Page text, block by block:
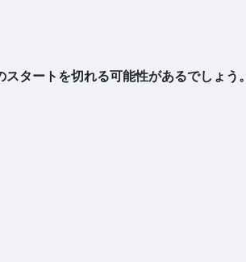
タートを切れる可能性があるでしょう。